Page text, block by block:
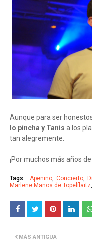
Aunque para ser
lo pincha y Tanis a los
tan alegremente.
¡Por muchos más años
Tags: Apenino Concierto
Marlene Manos de Topelflaitz
MÁS ANTIGUA